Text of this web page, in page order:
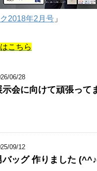
2018年2月号 」
こちら
06/28
示会に向けて頑張って
09/12
バッグ 作りました (^^♪